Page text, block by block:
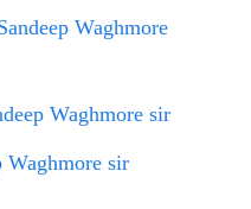
Waghmore
Waghmore sir
Waghmore sir